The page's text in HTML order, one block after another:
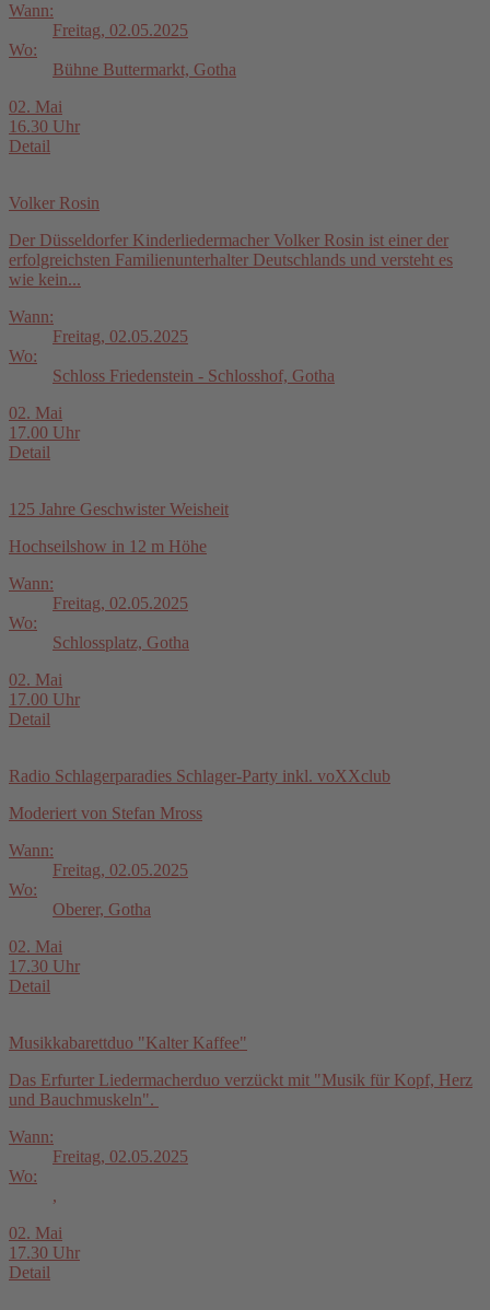
Wann:
Freitag, 02.05.2025
Wo:
Bühne Buttermarkt, Gotha
02. Mai
16.30 Uhr
Detail
Volker Rosin
Der Düsseldorfer Kinderliedermacher Volker Rosin ist einer der
erfolgreichsten Familienunterhalter Deutschlands und versteht es
wie kein...
Wann:
Freitag, 02.05.2025
Wo:
Schloss Friedenstein - Schlosshof, Gotha
02. Mai
17.00 Uhr
Detail
125 Jahre Geschwister Weisheit
Hochseilshow in 12 m Höhe
Wann:
Freitag, 02.05.2025
Wo:
Schlossplatz, Gotha
02. Mai
17.00 Uhr
Detail
Radio Schlagerparadies Schlager-Party inkl. voXXclub
Moderiert von Stefan Mross
Wann:
Freitag, 02.05.2025
Wo:
Oberer, Gotha
02. Mai
17.30 Uhr
Detail
Musikkabarettduo "Kalter Kaffee"
Das Erfurter Liedermacherduo verzückt mit "Musik für Kopf, Herz
und Bauchmuskeln".
Wann:
Freitag, 02.05.2025
Wo:
,
02. Mai
17.30 Uhr
Detail